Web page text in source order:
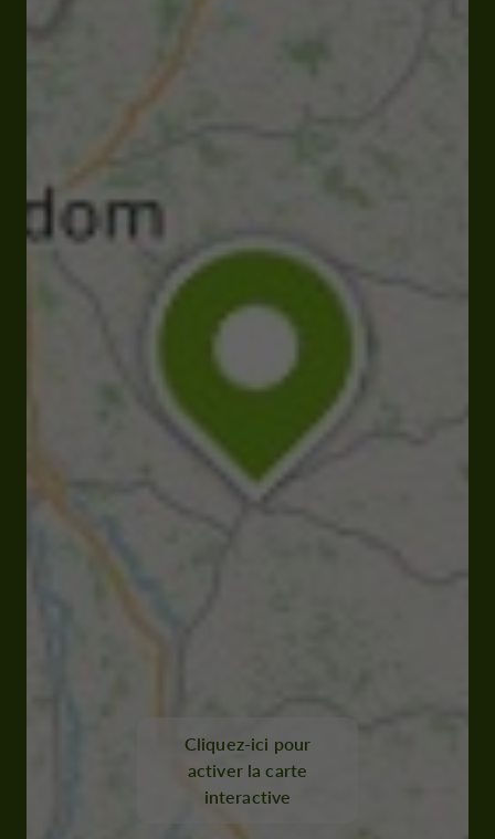
Cliquez-ici pour
activer la carte
interactive